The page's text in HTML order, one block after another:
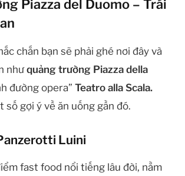
Piazza del Duomo – Trái
chắn bạn sẽ phải ghé nơi đây và
nhưquảng trường Piazza della
đường opera” Teatro alla Scala.
số gợi ý về ăn uống gần đó.
Luini
fast food nổi tiếng lâu đời, nằm